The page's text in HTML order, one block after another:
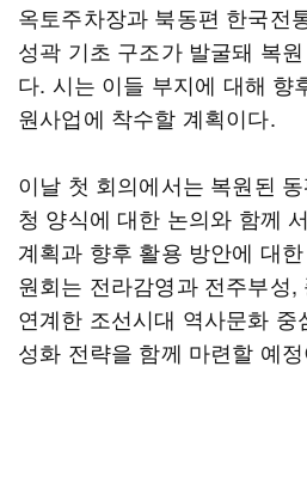
옥토주차장과 북동편 한국전
성곽 기초 구조가 발굴돼 복
다. 시는 이들 부지에 대해 향
원사업에 착수할 계획이다.
이날 첫 회의에서는 복원된
청 양식에 대한 논의와 함께
계획과 향후 활용 방안에 대
원회는 전라감영과 전주부성,
연계한 조선시대 역사문화
성화 전략을 함께 마련할 예